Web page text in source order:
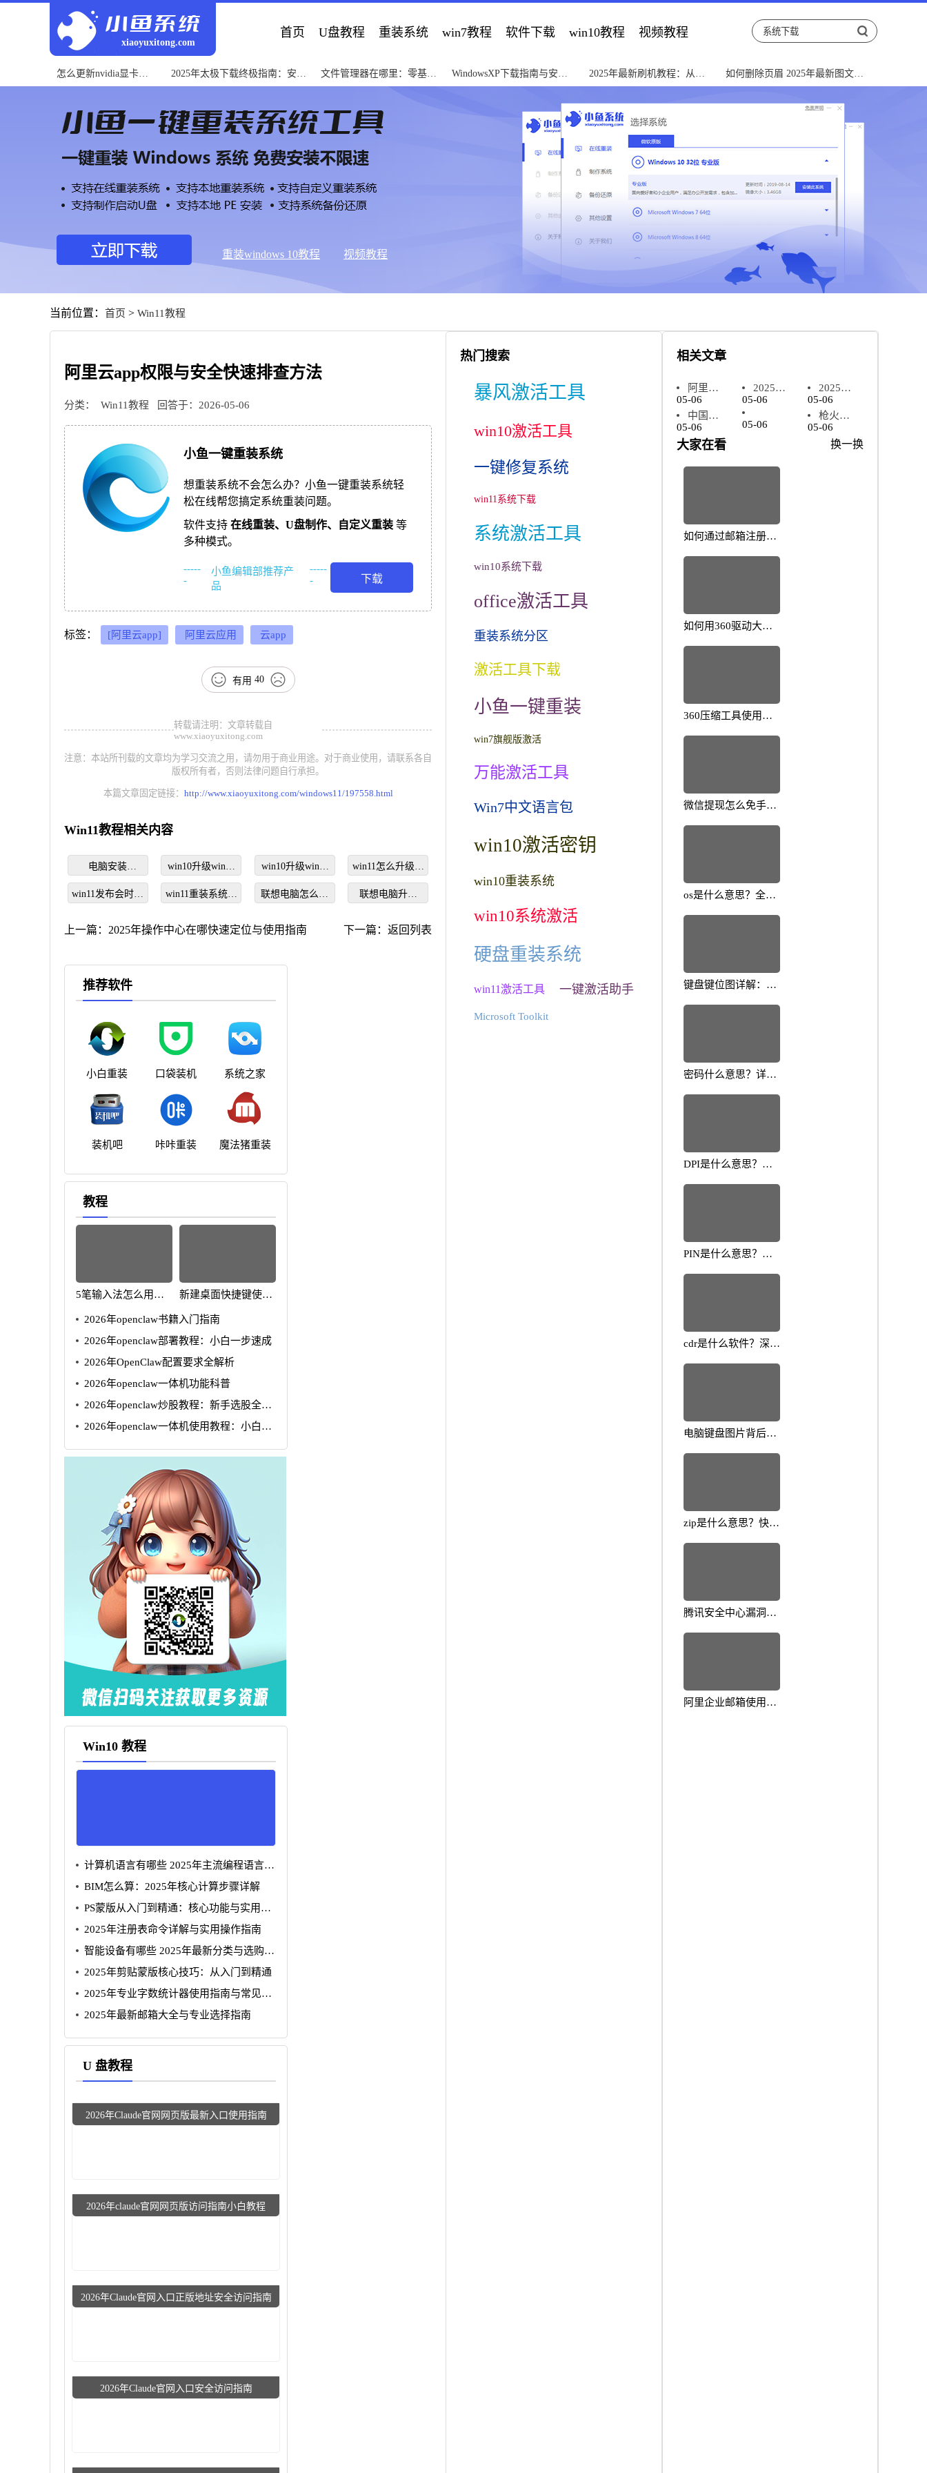
xiaoyuxitong.com
首页 U盘教程 重装系统 win7教程 软件下载 win10教程 视频教程
怎么更新nvidia显卡驱
动？快速教程
2025年太极下载终极指南：安全
获取与使用教程
文件管理器在哪里：零基础
快速查找教程
WindowsXP下载指南与安全
安装教程2025版
2025年最新刷机教程：从入
门到精通全指南
如何删除页眉 2025年最新图文教
程与常见问题解决
重装windows 10教程 视频教程
当前位置： 首页 > Win11教程
阿里云app权限与安全快速排查方法
分类： Win11教程 回答于：2026-05-06
小鱼一键重装系统
想重装系统不会怎么办？小鱼一键重装系统轻
松在线帮您搞定系统重装问题。
软件支持 在线重装、 U盘制作、 自定义重装 等
多种模式。
-----
-
小鱼编辑部推荐产
品
-----
-
下载
标签： [阿里云app] 阿里云应用 云app
有用 40
转载请注明：文章转载自
www.xiaoyuxitong.com
注意：本站所刊载的文章均为学习交流之用，请勿用于商业用途。对于商业使用，请联系各自
版权所有者，否则法律问题自行承担。
本篇文章固定链接： http://www.xiaoyuxitong.com/windows11/197558.html
Win11教程相关内容
电脑安装
Windows11系统
详细教程
win10升级win11
系统的方法步骤
win10升级win11
需要付费么
win11怎么升级企
业版系统使用
win11发布会时间
win11重装系统步
联想电脑怎么重
联想电脑升级
上一篇： 2025年操作中心在哪快速定位与使用指南 下一篇： 返回列表
推荐软件
小白重装 口袋装机 系统之家
装机吧 咔咔重装 魔法猪重装
教程
5笔输入法怎么用
新建桌面快捷键使用
2026年openclaw书籍入门指南
2026年openclaw部署教程：小白一步速成
2026年OpenClaw配置要求全解析
2026年openclaw一体机功能科普
Win10 教程
景解析
BIM怎么算：2025年核心计算步骤详解
2025年注册表命令详解与实用操作指南
2025年剪贴蒙版核心技巧：从入门到精通
2025年最新邮箱大全与专业选择指南
U 盘教程
2026年Claude官网网页版最新入口使用指南
2026年claude官网网页版访问指南小白教程
2026年Claude官网入口正版地址安全访问指南
2026年Claude官网入口安全访问指南
热门搜索
暴风激活工具
win10激活工具
一键修复系统
win11系统下载
系统激活工具
win10系统下载
office激活工具
重装系统分区
激活工具下载
小鱼一键重装
win7旗舰版激活
万能激活工具
Win7中文语言包
win10激活密钥
win10重装系统
win10系统激活
硬盘重装系统
win11激活工具 一键激活助手
Microsoft Toolkit
相关文章
app权限
与安全快
速排查方
法
05-06
操作中心
在哪快速
定位与使
05-06
天学网学
生端app
下载安装
与使用全
05-06
相亲2
2025年最
05-06
AnyView
年核心功
05-06
生新手入
门指南
05-06
大家在看 换一换
如何通过邮箱注册提
如何用360驱动大师
360压缩工具使用技
微信提现怎么免手续
os是什么意思？全面
键盘键位图详解：提
密码什么意思？详细
DPI是什么意思？全
PIN是什么意思？揭
cdr是什么软件？深入
电脑键盘图片背后的
zip是什么意思？快速
腾讯安全中心漏洞预
阿里企业邮箱使用指